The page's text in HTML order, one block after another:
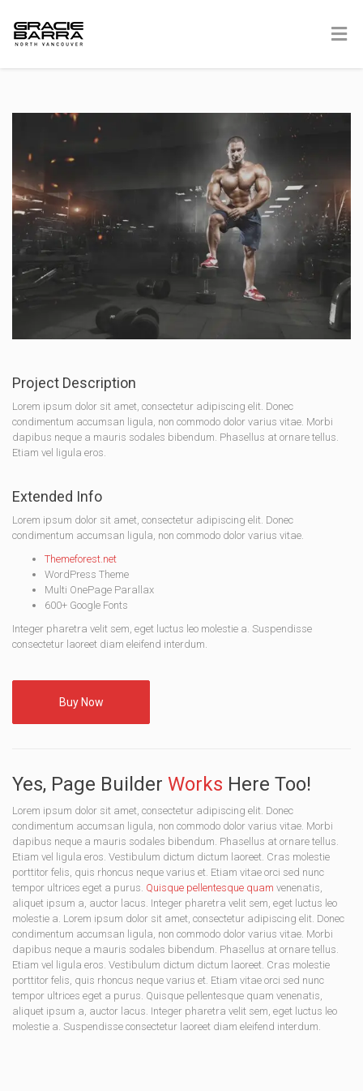
Project Description
Lorem ipsum dolor sit amet, consectetur adipiscing elit. Donec
condimentum accumsan ligula, non commodo dolor varius vitae. Morbi
dapibus neque a mauris sodales bibendum. Phasellus at ornare tellus.
Etiam vel ligula eros.
Extended Info
Lorem ipsum dolor sit amet, consectetur adipiscing elit. Donec
condimentum accumsan ligula, non commodo dolor varius vitae.
Themeforest.net
WordPress Theme
Multi OnePage Parallax
600+ Google Fonts
Integer pharetra velit sem, eget luctus leo molestie a. Suspendisse
consectetur laoreet diam eleifend interdum.
Buy Now
Yes, Page Builder Works Here Too!
Lorem ipsum dolor sit amet, consectetur adipiscing elit. Donec
condimentum accumsan ligula, non commodo dolor varius vitae. Morbi
dapibus neque a mauris sodales bibendum. Phasellus at ornare tellus.
Etiam vel ligula eros. Vestibulum dictum dictum laoreet. Cras molestie
porttitor felis, quis rhoncus neque varius et. Etiam vitae orci sed nunc
tempor ultrices eget a purus. Quisque pellentesque quam venenatis,
aliquet ipsum a, auctor lacus. Integer pharetra velit sem, eget luctus leo
molestie a. Lorem ipsum dolor sit amet, consectetur adipiscing elit. Donec
condimentum accumsan ligula, non commodo dolor varius vitae. Morbi
dapibus neque a mauris sodales bibendum. Phasellus at ornare tellus.
Etiam vel ligula eros. Vestibulum dictum dictum laoreet. Cras molestie
porttitor felis, quis rhoncus neque varius et. Etiam vitae orci sed nunc
tempor ultrices eget a purus. Quisque pellentesque quam venenatis,
aliquet ipsum a, auctor lacus. Integer pharetra velit sem, eget luctus leo
molestie a. Suspendisse consectetur laoreet diam eleifend interdum.